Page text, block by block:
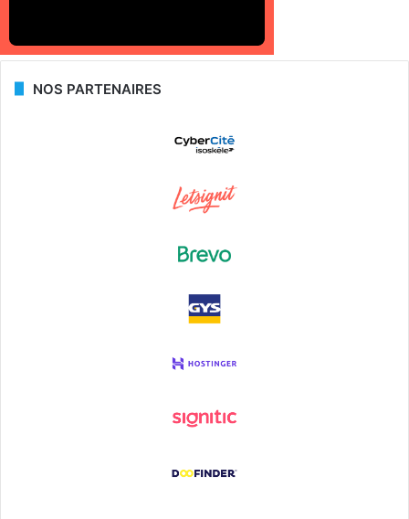
NOS PARTENAIRES